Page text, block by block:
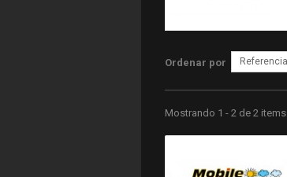
Ordenar por
Mostrando 1 - 2 de 2 items